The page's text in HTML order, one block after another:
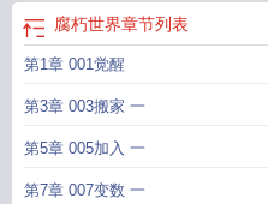
腐朽世界章节列表
第1章 001觉醒
第3章 003搬家 一
第5章 005加入 一
第7章 007变数 一